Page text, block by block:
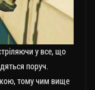
у все, що
поруч.
тому чим вище